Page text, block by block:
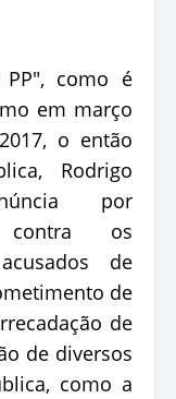
como é
em março
o então
Rodrigo
por
contra os
de
de
de
de diversos
como a